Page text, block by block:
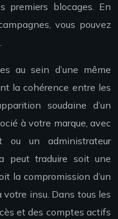
premiers blocages. En
vous pouvez
au sein d’une même
la cohérence entre les
soudaine d’un
à votre marque, avec
ou un administrateur
peut traduire soit une
la compromission d’un
insu. Dans tous les
et des comptes actifs